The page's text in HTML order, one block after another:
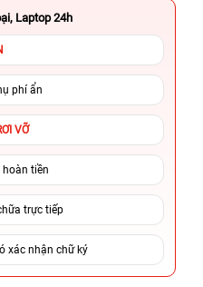
Laptop 24h
phí ẩn
VỠ
hoàn tiền
trực tiếp
xác nhận chữ ký